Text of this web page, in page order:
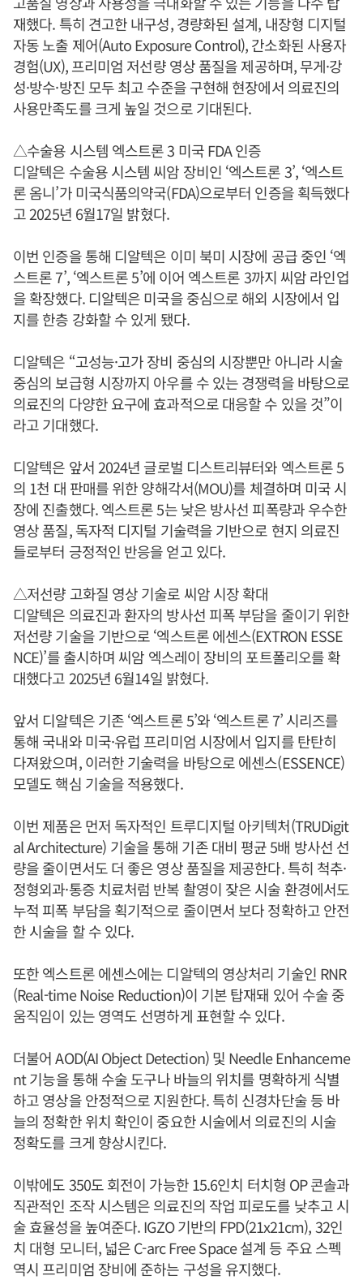
재했다. 특히 견고한 내구성, 경량화된 설계, 내장형 디지털
자동 노출 제어(Auto Exposure Control), 간소화된 사용자
경험(UX), 프리미엄 저선량 영상 품질을 제공하며, 무게·강
성·방수·방진 모두 최고 수준을 구현해 현장에서 의료진의
사용만족도를 크게 높일 것으로 기대된다.
△수술용 시스템 엑스트론 3 미국 FDA 인증
디알텍은 수술용 시스템 씨암 장비인 ‘엑스트론 3’, ‘엑스트
론 옴니’가 미국식품의약국(FDA)으로부터 인증을 획득했다
고 2025년 6월17일 밝혔다.
이번 인증을 통해 디알텍은 이미 북미 시장에 공급 중인 ‘엑
스트론 7’, ‘엑스트론 5’에 이어 엑스트론 3까지 씨암 라인업
을 확장했다. 디알텍은 미국을 중심으로 해외 시장에서 입
지를 한층 강화할 수 있게 됐다.
디알텍은 “고성능·고가 장비 중심의 시장뿐만 아니라 시술
중심의 보급형 시장까지 아우를 수 있는 경쟁력을 바탕으로
의료진의 다양한 요구에 효과적으로 대응할 수 있을 것”이
라고 기대했다.
디알텍은 앞서 2024년 글로벌 디스트리뷰터와 엑스트론 5
의 1천 대 판매를 위한 양해각서(MOU)를 체결하며 미국 시
장에 진출했다. 엑스트론 5는 낮은 방사선 피폭량과 우수한
영상 품질, 독자적 디지털 기술력을 기반으로 현지 의료진
들로부터 긍정적인 반응을 얻고 있다.
△저선량 고화질 영상 기술로 씨암 시장 확대
디알텍은 의료진과 환자의 방사선 피폭 부담을 줄이기 위한
저선량 기술을 기반으로 ‘엑스트론 에센스(EXTRON ESSE
NCE)’를 출시하며 씨암 엑스레이 장비의 포트폴리오를 확
대했다고 2025년 6월14일 밝혔다.
앞서 디알텍은 기존 ‘엑스트론 5’와 ‘엑스트론 7’ 시리즈를
통해 국내와 미국·유럽 프리미엄 시장에서 입지를 탄탄히
다져왔으며, 이러한 기술력을 바탕으로 에센스(ESSENCE)
모델도 핵심 기술을 적용했다.
이번 제품은 먼저 독자적인 트루디지털 아키텍처(TRUDigit
al Architecture) 기술을 통해 기존 대비 평균 5배 방사선 선
량을 줄이면서도 더 좋은 영상 품질을 제공한다. 특히 척추·
정형외과·통증 치료처럼 반복 촬영이 잦은 시술 환경에서도
누적 피폭 부담을 획기적으로 줄이면서 보다 정확하고 안전
한 시술을 할 수 있다.
또한 엑스트론 에센스에는 디알텍의 영상처리 기술인 RNR
(Real-time Noise Reduction)이 기본 탑재돼 있어 수술 중
움직임이 있는 영역도 선명하게 표현할 수 있다.
더불어 AOD(AI Object Detection) 및 Needle Enhanceme
nt 기능을 통해 수술 도구나 바늘의 위치를 명확하게 식별
하고 영상을 안정적으로 지원한다. 특히 신경차단술 등 바
늘의 정확한 위치 확인이 중요한 시술에서 의료진의 시술
정확도를 크게 향상시킨다.
이밖에도 350도 회전이 가능한 15.6인치 터치형 OP 콘솔과
직관적인 조작 시스템은 의료진의 작업 피로도를 낮추고 시
술 효율성을 높여준다. IGZO 기반의 FPD(21x21cm), 32인
치 대형 모니터, 넓은 C-arc Free Space 설계 등 주요 스펙
역시 프리미엄 장비에 준하는 구성을 유지했다.